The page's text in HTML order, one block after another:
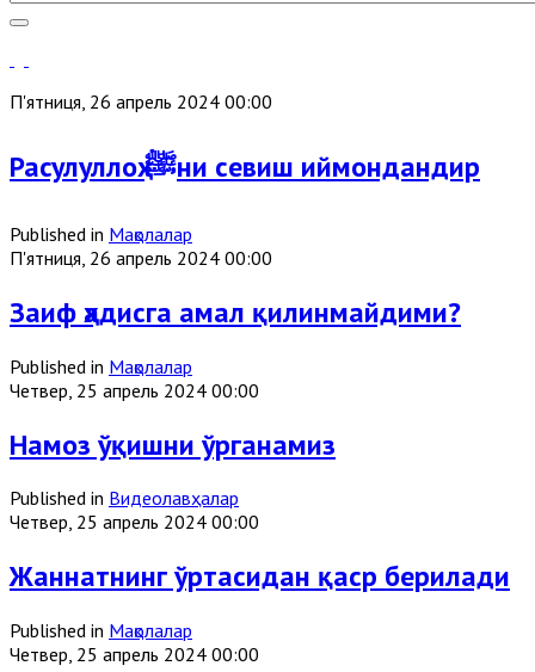
П'ятниця, 26 апрель 2024 00:00
Расулуллоҳ ﷺни севиш иймондандир
Published in Мақолалар
П'ятниця, 26 апрель 2024 00:00
Заиф ҳадисга амал қилинмайдими?
Published in Мақолалар
Четвер, 25 апрель 2024 00:00
Намоз ўқишни ўрганамиз
Published in Видеолавҳалар
Четвер, 25 апрель 2024 00:00
Жаннатнинг ўртасидан қаср берилади
Published in Мақолалар
Четвер, 25 апрель 2024 00:00